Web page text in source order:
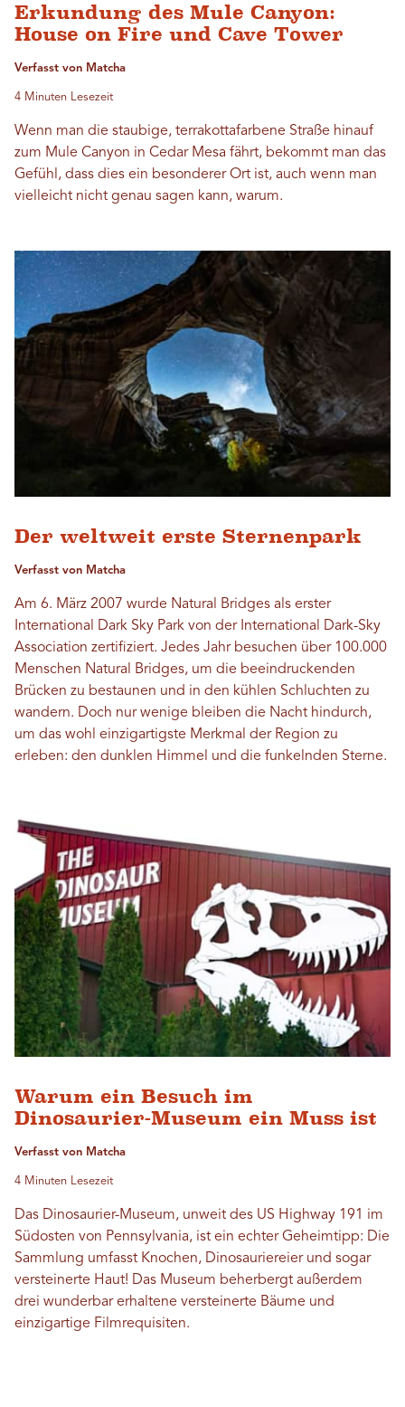
Erkundung des Mule Canyon:
House on Fire und Cave Tower
Verfasst von Matcha
4 Minuten Lesezeit
Wenn man die staubige, terrakottafarbene Straße hinauf
zum Mule Canyon in Cedar Mesa fährt, bekommt man das
Gefühl, dass dies ein besonderer Ort ist, auch wenn man
vielleicht nicht genau sagen kann, warum.
Der weltweit erste Sternenpark
Verfasst von Matcha
Am 6. März 2007 wurde Natural Bridges als erster
International Dark Sky Park von der International Dark-Sky
Association zertifiziert. Jedes Jahr besuchen über 100.000
Menschen Natural Bridges, um die beeindruckenden
Brücken zu bestaunen und in den kühlen Schluchten zu
wandern. Doch nur wenige bleiben die Nacht hindurch,
um das wohl einzigartigste Merkmal der Region zu
erleben: den dunklen Himmel und die funkelnden Sterne.
Warum ein Besuch im
Dinosaurier-Museum ein Muss ist
Verfasst von Matcha
4 Minuten Lesezeit
Das Dinosaurier-Museum, unweit des US Highway 191 im
Südosten von Pennsylvania, ist ein echter Geheimtipp: Die
Sammlung umfasst Knochen, Dinosauriereier und sogar
versteinerte Haut! Das Museum beherbergt außerdem
drei wunderbar erhaltene versteinerte Bäume und
einzigartige Filmrequisiten.